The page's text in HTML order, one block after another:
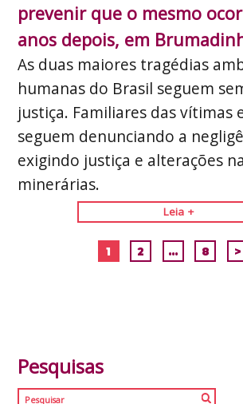
prevenir que o mesmo
anos depois, em
As duas maiores tragédias
humanas do Brasil seguem
justiça. Familiares das vítimas
seguem denunciando a
exigindo justiça e alterações
minerárias.
Leia +
1 2 … 8 >
Pesquisas